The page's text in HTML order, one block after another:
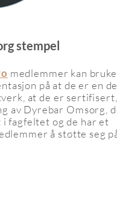
stempel
medlemmer kan bruke
på at de er en
at de er sertifisert,
av Dyrebar Omsorg,
i fagfeltet og de har et
å støtte seg